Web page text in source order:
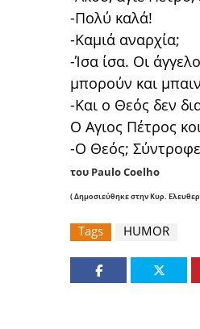
-Πολύ καλά!
-Καμιά αναρχία;
-Ίσα ίσα. Οι
μπορούν και
-Και ο Θεός δεν
Ο Aγιος Πέτρος
-Ο Θεός;
του PauloCoelho
( Δημοσιεύθηκε στην Κυρ.
Tags HUMOR